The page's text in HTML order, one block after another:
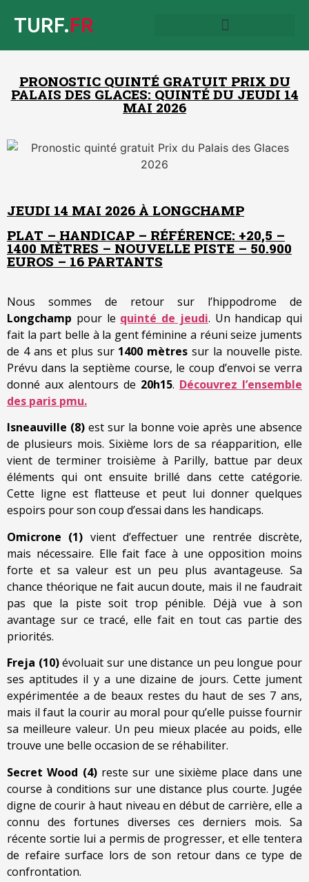
TURF.FR
PRONOSTIC QUINTÉ GRATUIT PRIX DU
PALAIS DES GLACES: QUINTÉ DU JEUDI 14
MAI 2026
JEUDI 14 MAI 2026 À LONGCHAMP
PLAT – HANDICAP – RÉFÉRENCE: +20,5 –
1400 MÈTRES – NOUVELLE PISTE – 50.900
EUROS – 16 PARTANTS
Nous sommes de retour sur l’hippodrome de
Longchamp pour le quinté de jeudi. Un handicap qui
fait la part belle à la gent féminine a réuni seize juments
de 4 ans et plus sur 1400 mètres sur la nouvelle piste.
Prévu dans la septième course, le coup d’envoi se verra
donné aux alentours de 20h15. Découvrez l’ensemble
des paris pmu.
Isneauville (8) est sur la bonne voie après une absence
de plusieurs mois. Sixième lors de sa réapparition, elle
vient de terminer troisième à Parilly, battue par deux
éléments qui ont ensuite brillé dans cette catégorie.
Cette ligne est flatteuse et peut lui donner quelques
espoirs pour son coup d’essai dans les handicaps.
Omicrone (1) vient d’effectuer une rentrée discrète,
mais nécessaire. Elle fait face à une opposition moins
forte et sa valeur est un peu plus avantageuse. Sa
chance théorique ne fait aucun doute, mais il ne faudrait
pas que la piste soit trop pénible. Déjà vue à son
avantage sur ce tracé, elle fait en tout cas partie des
priorités.
Freja (10)évoluait sur une distance un peu longue pour
ses aptitudes il y a une dizaine de jours. Cette jument
expérimentée a de beaux restes du haut de ses 7 ans,
mais il faut la courir au moral pour qu’elle puisse fournir
sa meilleure valeur. Un peu mieux placée au poids, elle
trouve une belle occasion de se réhabiliter.
Secret Wood (4) reste sur une sixième place dans une
course à conditions sur une distance plus courte. Jugée
digne de courir à haut niveau en début de carrière, elle a
connu des fortunes diverses ces derniers mois. Sa
récente sortie lui a permis de progresser, et elle tentera
de refaire surface lors de son retour dans ce type de
confrontation.